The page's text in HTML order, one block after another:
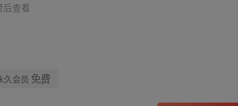
后查看
久会员 免费